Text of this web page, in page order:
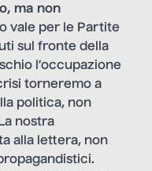
ma non
vale per le Partite
sul fronte della
l’occupazione
torneremo a
politica, non
nostra
alla lettera, non